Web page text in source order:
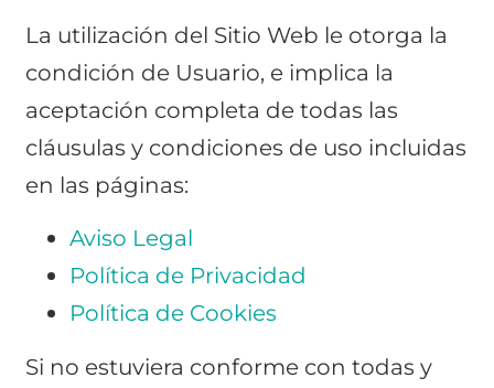
La utilización del Sitio Web le otorga la
condición de Usuario, e implica la
aceptación completa de todas las
cláusulas y condiciones de uso incluidas
en las páginas:
Aviso Legal
Política de Privacidad
Política de Cookies
Si no estuviera conforme con todas y